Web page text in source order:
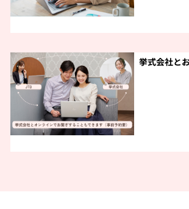
挙式会社と